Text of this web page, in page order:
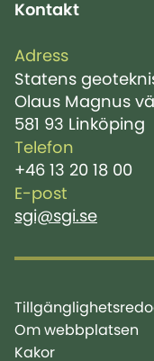
Kontakt
Adress
Statens
Olaus Magnus
581 93 Linköping
Telefon
+46 13 20 18 00
E-post
sgi@sgi.se
Om webbplatsen
Kakor